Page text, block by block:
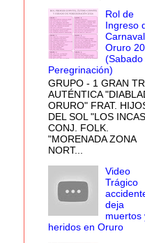
Rol de
Ingreso
Oruro
(Sabado
Peregrinación)
GRUPO - 1 GRAN
AUTÉNTICA
ORURO" FRAT.
DEL SOL "LOS
CONJ. FOLK.
"MORENADA ZONA
NORT...
Video
Trágico
deja
muertos
heridos en Oruro